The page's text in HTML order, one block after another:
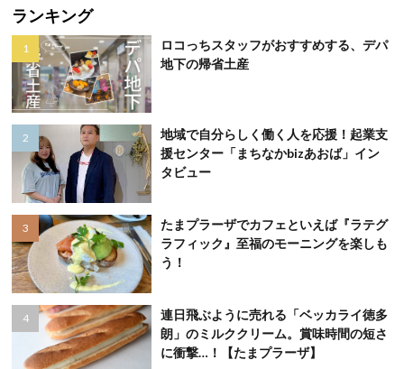
ランキング
ロコっちスタッフがおすすめする、デパ
地下の帰省土産
地域で自分らしく働く人を応援！起業支
援センター「まちなかbizあおば」イン
タビュー
たまプラーザでカフェといえば『ラテグ
ラフィック』至福のモーニングを楽しも
う！
連日飛ぶように売れる「ベッカライ徳多
朗」のミルククリーム。賞味時間の短さ
に衝撃…！【たまプラーザ】